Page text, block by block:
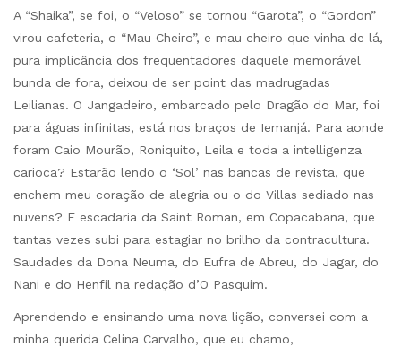
A “Shaika”, se foi, o “Veloso” se tornou “Garota”, o “Gordon”
virou cafeteria, o “Mau Cheiro”, e mau cheiro que vinha de lá,
pura implicância dos frequentadores daquele memorável
bunda de fora, deixou de ser point das madrugadas
Leilianas. O Jangadeiro, embarcado pelo Dragão do Mar, foi
para águas infinitas, está nos braços de Iemanjá. Para aonde
foram Caio Mourão, Roniquito, Leila e toda a intelligenza
carioca? Estarão lendo o ‘Sol’ nas bancas de revista, que
enchem meu coração de alegria ou o do Villas sediado nas
nuvens? E escadaria da Saint Roman, em Copacabana, que
tantas vezes subi para estagiar no brilho da contracultura.
Saudades da Dona Neuma, do Eufra de Abreu, do Jagar, do
Nani e do Henfil na redação d’O Pasquim.
Aprendendo e ensinando uma nova lição, conversei com a
minha querida Celina Carvalho, que eu chamo,